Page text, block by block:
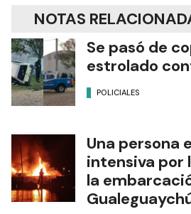
NOTAS
Se pasó de
estrolado
POLICIALES
Una persona
intensiva por
la